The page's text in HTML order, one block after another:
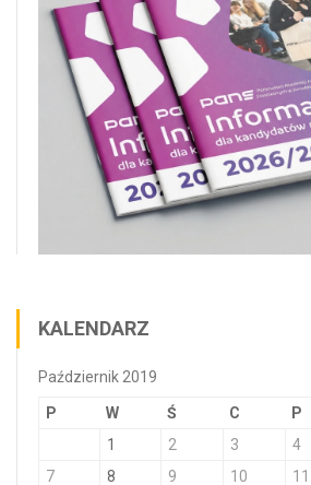
KALENDARZ
Październik 2019
P W Ś C P
1
2 3 4
7
8 9 10 11